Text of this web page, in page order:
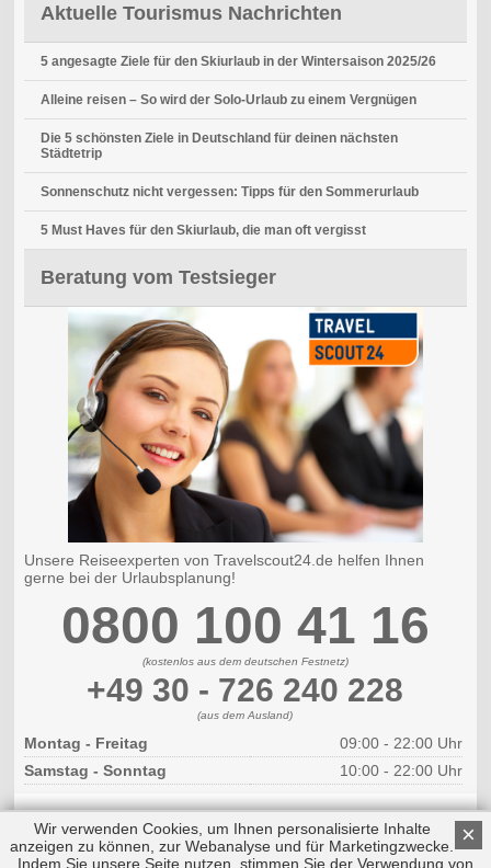
Aktuelle Tourismus Nachrichten
5 angesagte Ziele für den Skiurlaub in der Wintersaison 2025/26
Alleine reisen – So wird der Solo-Urlaub zu einem Vergnügen
Die 5 schönsten Ziele in Deutschland für deinen nächsten
Städtetrip
Sonnenschutz nicht vergessen: Tipps für den Sommerurlaub
5 Must Haves für den Skiurlaub, die man oft vergisst
Beratung vom Testsieger
Unsere Reiseexperten von Travelscout24.de helfen Ihnen
gerne bei der Urlaubsplanung!
0800 100 41 16
(kostenlos aus dem deutschen Festnetz)
+49 30 - 726 240 228
(aus dem Ausland)
Montag - Freitag
09:00 - 22:00 Uhr
Samstag - Sonntag
10:00 - 22:00 Uhr
×
Wir verwenden Cookies, um Ihnen personalisierte Inhalte
anzeigen zu können, zur Webanalyse und für Marketingzwecke.
Indem Sie unsere Seite nutzen, stimmen Sie der Verwendung von